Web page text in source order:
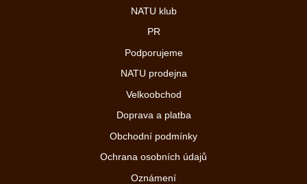
NATU klub
PR
Podporujeme
NATU prodejna
Velkoobchod
Doprava a platba
Obchodní podmínky
Ochrana osobních údajů
Oznámení